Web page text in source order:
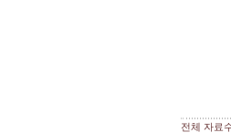
전체 자료